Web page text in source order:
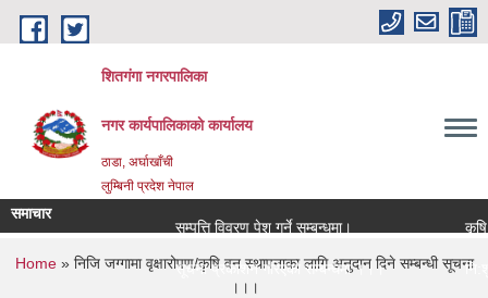
Skip to main content
शितगंगा नगरपालिका
नगर कार्यपालिकाकाे कार्यालय
ठाडा, अर्घाखाँची
लुम्बिनी प्रदेश नेपाल
समाचार
सम्पत्ति विवरण पेश गर्ने सम्बन्धमा।
कृषि
सूचना प्रकाशन गरिएको सम्बन्धमा ।।।
You are here
Home» निजि जग्गामा वृक्षारोपण/कृषि वन स्थापनाका लागि अनुदान दिने सम्बन्धी सूचना
।।।